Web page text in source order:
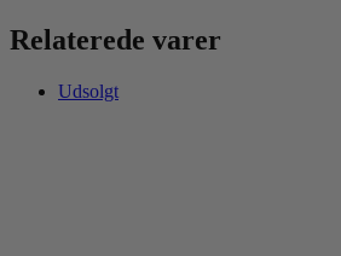
Relaterede varer
Udsolgt